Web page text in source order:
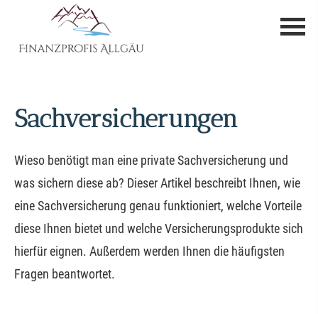
Sachversicherungen
Wieso benötigt man eine private Sachversicherung und
was sichern diese ab? Dieser Artikel beschreibt Ihnen, wie
eine Sachversicherung genau funktioniert, welche Vorteile
diese Ihnen bietet und welche Versicherungsprodukte sich
hierfür eignen. Außerdem werden Ihnen die häufigsten
Fragen beantwortet.